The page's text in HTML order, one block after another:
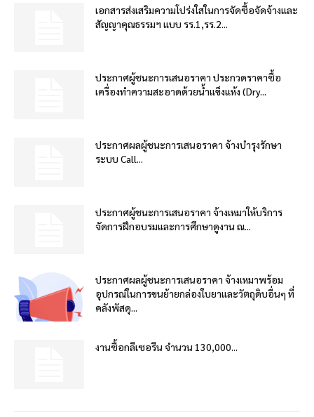
เอกสารส่งเสริมความโปร่งใสในการจัดซื้อจัดจ้างและ
สัญญาคุณธรรมฯ แบบ รร.1,รร.2...
ประกาศผู้ชนะการเสนอราคา ประกวดราคาซื้อ
เครื่องทำความสะอาดด้วยน้ำแข็งแห้ง (Dry...
ประกาศผลผู้ชนะการเสนอราคา จ้างบำรุงรักษา
ระบบ Call...
ประกาศผู้ชนะการเสนอราคา จ้างเหมาให้บริการ
จัดการฝึกอบรมและการศึกษาดูงาน ณ...
ประกาศผลผู้ชนะการเสนอราคา จ้างเหมาพร้อม
อุปกรณ์ในการขนย้ายกล่องใบยาและวัตถุดิบอื่นๆ ที่
คลังพัสดุ...
งานซื้อกลีเซอรีน จำนวน 130,000...